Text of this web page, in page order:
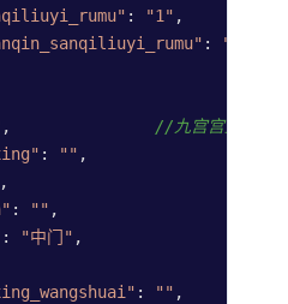
: "1" ,
:
"0"
, //九宫宫盘8信息
: "" ,
,
: "" ,
: "中门" ,
: "" ,